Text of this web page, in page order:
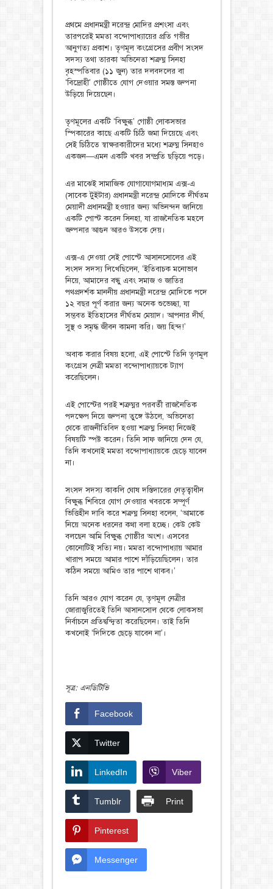
প্রথমে প্রধানমন্ত্রী নরেন্দ্র মোদির প্রশংসা এবং
তারপরেই মমতা বন্দোপাধ্যায়ের প্রতি গভীর
আনুগত্য প্রকাশ। তৃণমূল কংগ্রেসের প্রবীণ সংসদ
সদস্য তথা তারকা অভিনেতা শত্রুঘ্ন সিনহা
বৃহস্পতিবার (১১ জুন) তার দলবদলের বা
‘বিদ্রোহী’ গোষ্ঠীতে যোগ দেওয়ার সমস্ত জল্পনা
উড়িয়ে দিয়েছেন।
তৃণমূলের একটি ‘বিক্ষুব্ধ’ গোষ্ঠী লোকসভার
স্পিকারের কাছে একটি চিঠি জমা দিয়েছে এবং
সেই চিঠিতে স্বাক্ষরকারীদের মধ্যে শত্রুঘ্ন সিনহাও
একজন—এমন একটি খবর সম্প্রতি ছড়িয়ে পড়ে।
এর মাঝেই সামাজিক যোগাযোগমাধ্যম এক্স-এ
(সাবেক টুইটার) প্রধানমন্ত্রী নরেন্দ্র মোদিকে দীর্ঘতম
মেয়াদী প্রধানমন্ত্রী হওয়ার জন্য অভিনন্দন জানিয়ে
একটি পোস্ট করেন সিনহা, যা রাজনৈতিক মহলে
জল্পনার আগুন আরও উসকে দেয়।
এক্স-এ দেওয়া সেই পোস্টে আসানসোলের এই
সংসদ সদস্য লিখেছিলেন, ‘ইতিবাচক মনোভাব
নিয়ে, আমাদের বন্ধু এবং সমাজ ও জাতির
পথপ্রদর্শক মাননীয় প্রধানমন্ত্রী নরেন্দ্র মোদিকে পদে
১২ বছর পূর্ণ করার জন্য অনেক শুভেচ্ছা, যা
সম্ভবত ইতিহাসের দীর্ঘতম মেয়াদ। আপনার দীর্ঘ,
সুস্থ ও সমৃদ্ধ জীবন কামনা করি। জয় হিন্দ!’
অবাক করার বিষয় হলো, এই পোস্টে তিনি তৃণমূল
কংগ্রেস নেত্রী মমতা বন্দোপাধ্যায়কে ট্যাগ
করেছিলেন।
এই পোস্টের পরই শত্রুঘ্নর পরবর্তী রাজনৈতিক
পদক্ষেপ নিয়ে জল্পনা তুঙ্গে উঠলে, অভিনেতা
থেকে রাজনীতিবিদ হওয়া শত্রুঘ্ন সিনহা নিজেই
বিষয়টি স্পষ্ট করেন। তিনি সাফ জানিয়ে দেন যে,
তিনি কখনোই মমতা বন্দোপাধ্যায়কে ছেড়ে যাবেন
না।
সংসদ সদস্য কাকলি ঘোষ দস্তিদারের নেতৃত্বাধীন
বিক্ষুব্ধ শিবিরে যোগ দেওয়ার খবরকে সম্পূর্ণ
ভিত্তিহীন দাবি করে শত্রুঘ্ন সিনহা বলেন, ‘আমাকে
নিয়ে অনেক ধরনের কথা বলা হচ্ছে। কেউ কেউ
বলছেন আমি বিক্ষুব্ধ গোষ্ঠীর অংশ। এসবের
কোনোটিই সত্যি নয়। মমতা বন্দোপাধ্যায় আমার
খারাপ সময়ে আমার পাশে দাঁড়িয়েছিলেন। তার
কঠিন সময়ে আমিও তার পাশে থাকব।’
তিনি আরও যোগ করেন যে, তৃণমূল নেত্রীর
জোরাজুরিতেই তিনি আসানসোল থেকে লোকসভা
নির্বাচনে প্রতিদ্বন্দ্বিতা করেছিলেন। তাই তিনি
কখনোই ‘দিদিকে ছেড়ে যাবেন না’।
সূত্র: এনডিটিভি
Facebook
Twitter
LinkedIn Viber
Tumblr Print
Pinterest
Messenger